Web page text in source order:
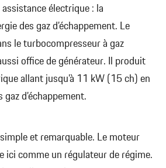
électrique : la
des gaz d’échappement. Le
le turbocompresseur à gaz
office de générateur. Il produit
allant jusqu’à 11 kW (15 ch) en
d’échappement.
et remarquable. Le moteur
ici comme un régulateur de régime.